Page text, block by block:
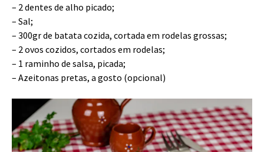
– 2 dentes de alho picado;
– Sal;
– 300gr de batata cozida, cortada em rodelas grossas;
– 2 ovos cozidos, cortados em rodelas;
– 1 raminho de salsa, picada;
– Azeitonas pretas, a gosto (opcional)